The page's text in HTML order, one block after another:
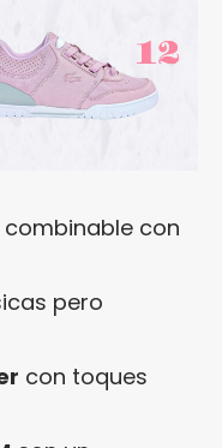
combinable con
pero
con toques